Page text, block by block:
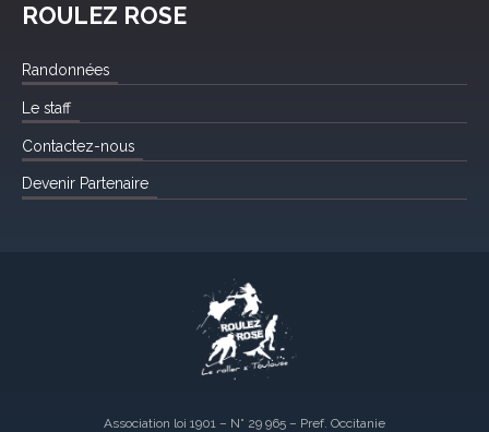
ROULEZ ROSE
Randonnées
Le staff
Contactez-nous
Devenir Partenaire
Association loi 1901 – N° 29 965 – Pref. Occitanie